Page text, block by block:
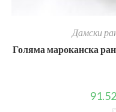
Дамски
Голяма мароканска
91.52